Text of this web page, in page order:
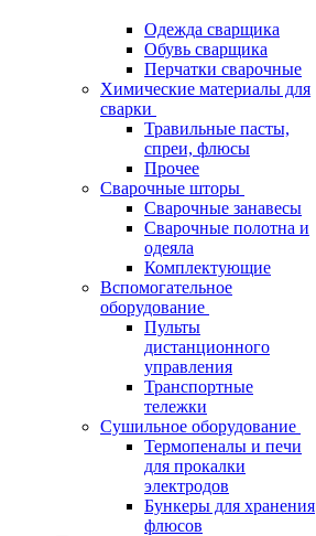
Одежда сварщика
Обувь сварщика
Перчатки сварочные
Химические материалы для
сварки
Травильные пасты,
спреи, флюсы
Прочее
Сварочные шторы
Сварочные занавесы
Сварочные полотна и
одеяла
Комплектующие
Вспомогательное
оборудование
Пульты
дистанционного
управления
Транспортные
тележки
Сушильное оборудование
Термопеналы и печи
для прокалки
электродов
Бункеры для хранения
флюсов